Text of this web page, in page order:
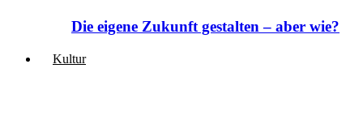
Die eigene Zukunft gestalten – aber wie?
Kultur